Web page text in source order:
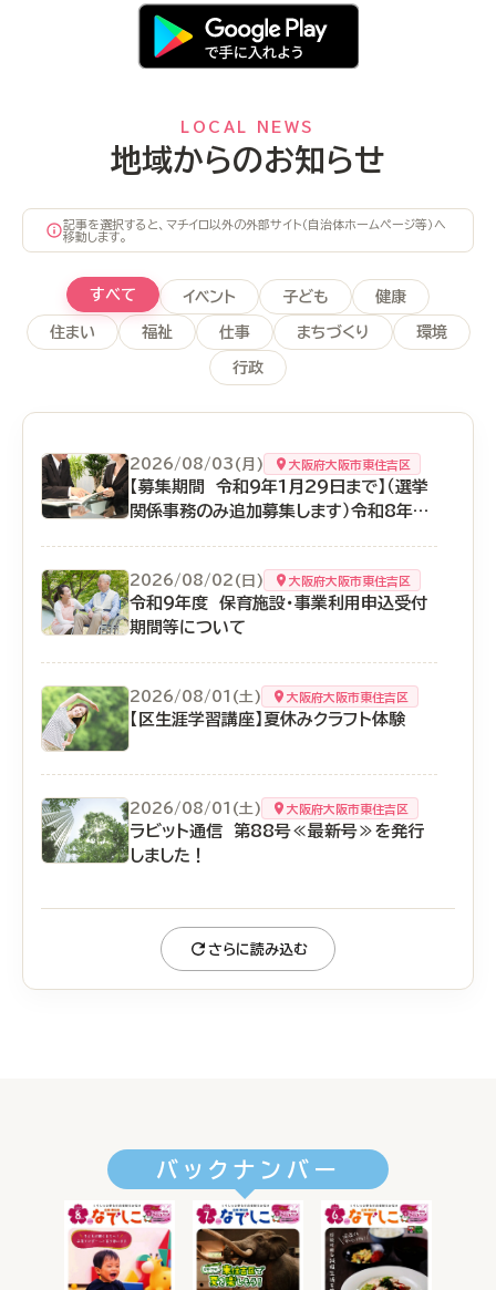
LOCAL NEWS
地域からのお知らせ
記事を選択すると、マチイロ以外の外部サイト（自治体ホームページ等）へ
移動します。
すべて イベント 子ども 健康
住まい 福祉 仕事 まちづくり 環境
行政
2026/08/03(月) 大阪府大阪市東住吉区
【募集期間 令和9年1月29日まで】（選挙
関係事務のみ追加募集します）令和8年
事前登録者を募集します
2026/08/02(日) 大阪府大阪市東住吉区
令和9年度 保育施設・事業利用申込受付
期間等について
2026/08/01(土) 大阪府大阪市東住吉区
【区生涯学習講座】夏休みクラフト体験
2026/08/01(土) 大阪府大阪市東住吉区
ラビット通信 第88号≪最新号≫を発行
しました！
さらに読み込む
バックナンバー